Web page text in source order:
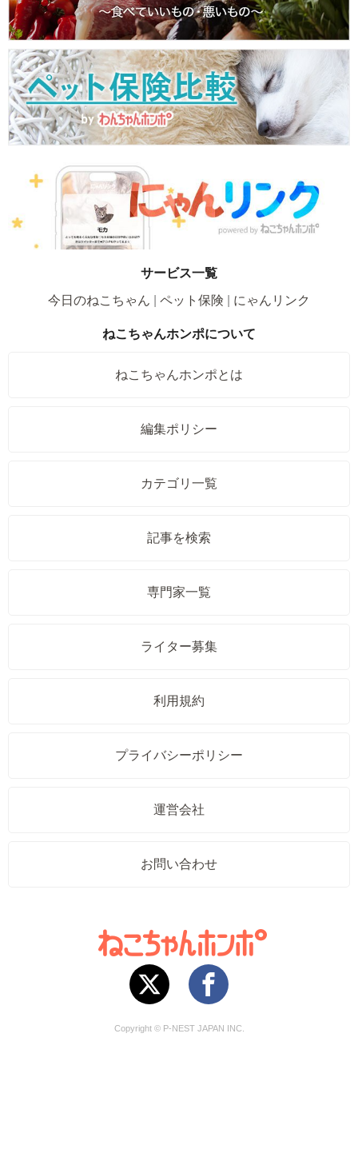
サービス一覧
今日のねこちゃん
ペット保険 にゃんリンク
ねこちゃんホンポについて
ねこちゃんホンポとは
編集ポリシー
カテゴリ一覧
記事を検索
専門家一覧
ライター募集
利用規約
プライバシーポリシー
運営会社
お問い合わせ
Copyright © P-NEST JAPAN INC.